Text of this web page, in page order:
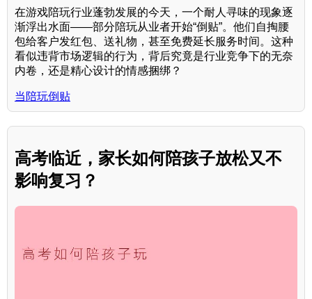
在游戏陪玩行业蓬勃发展的今天，一个耐人寻味的现象逐
渐浮出水面——部分陪玩从业者开始“倒贴”。他们自掏腰
包给客户发红包、送礼物，甚至免费延长服务时间。这种
看似违背市场逻辑的行为，背后究竟是行业竞争下的无奈
内卷，还是精心设计的情感捆绑？
当陪玩倒贴
高考临近，家长如何陪孩子放松又不
影响复习？